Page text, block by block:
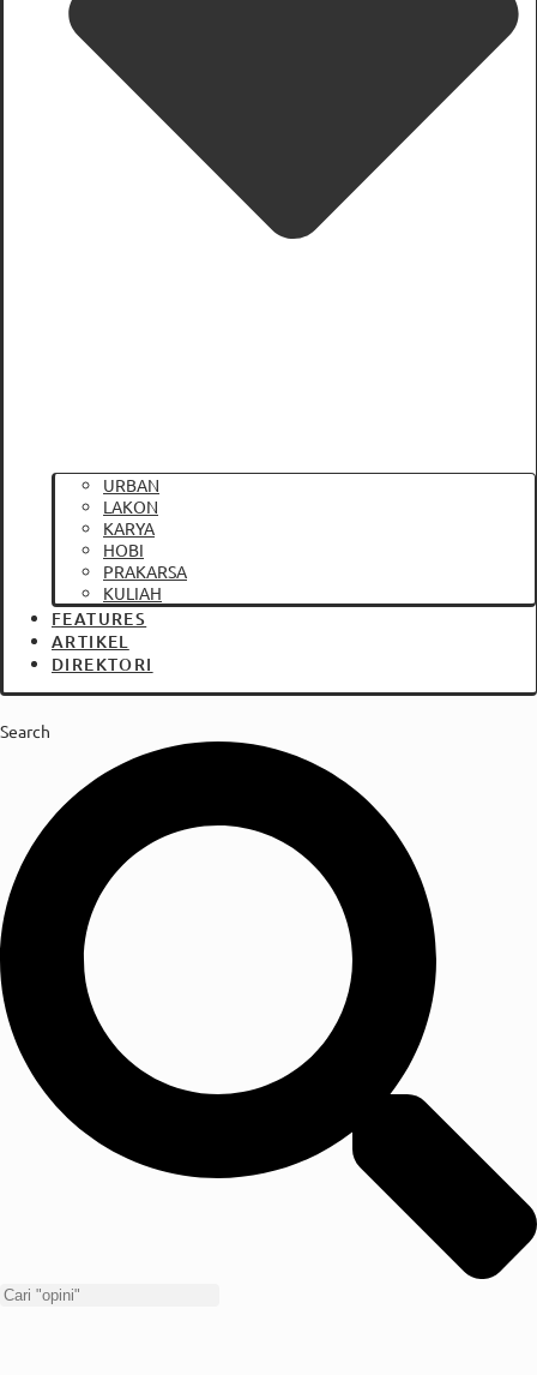
URBAN
LAKON
KARYA
HOBI
PRAKARSA
KULIAH
FEATURES
ARTIKEL
DIREKTORI
Search